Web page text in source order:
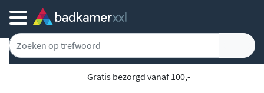
Gratis bezorgd vanaf 100,-